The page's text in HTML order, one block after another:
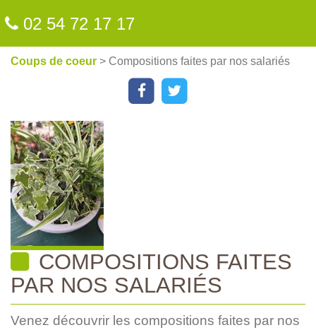
02 54 72 17 17
Coups de coeur > Compositions faites par nos salariés
COMPOSITIONS FAITES
PAR NOS SALARIÉS
Venez découvrir les compositions faites par nos